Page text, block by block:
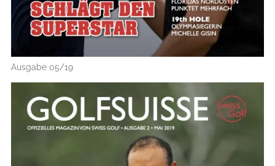
Ausgabe 05/19